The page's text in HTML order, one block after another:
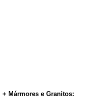
+ Mármores e Granitos: